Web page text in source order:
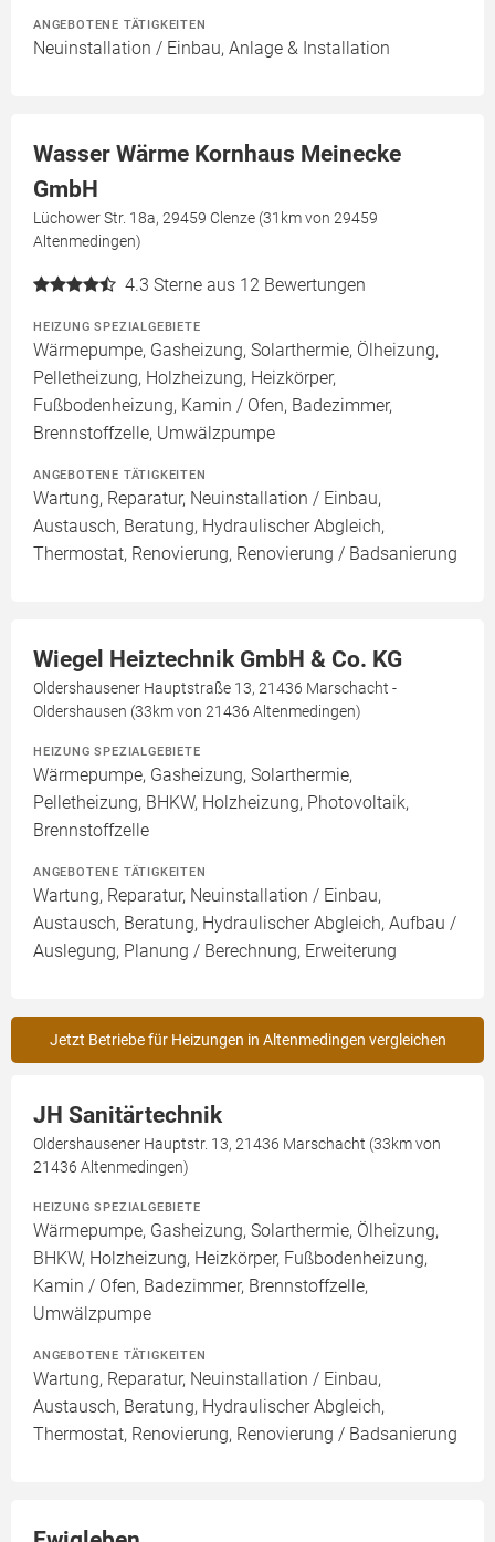
ANGEBOTENE TÄTIGKEITEN
Neuinstallation / Einbau, Anlage & Installation
Wasser Wärme Kornhaus Meinecke
GmbH
Lüchower Str. 18a, 29459 Clenze (31km von 29459
Altenmedingen)
4.3 Sterne aus 12 Bewertungen
HEIZUNG SPEZIALGEBIETE
Wärmepumpe, Gasheizung, Solarthermie, Ölheizung,
Pelletheizung, Holzheizung, Heizkörper,
Fußbodenheizung, Kamin / Ofen, Badezimmer,
Brennstoffzelle, Umwälzpumpe
ANGEBOTENE TÄTIGKEITEN
Wartung, Reparatur, Neuinstallation / Einbau,
Austausch, Beratung, Hydraulischer Abgleich,
Thermostat, Renovierung, Renovierung / Badsanierung
Wiegel Heiztechnik GmbH & Co. KG
Oldershausener Hauptstraße 13, 21436 Marschacht -
Oldershausen (33km von 21436 Altenmedingen)
HEIZUNG SPEZIALGEBIETE
Wärmepumpe, Gasheizung, Solarthermie,
Pelletheizung, BHKW, Holzheizung, Photovoltaik,
Brennstoffzelle
ANGEBOTENE TÄTIGKEITEN
Wartung, Reparatur, Neuinstallation / Einbau,
Austausch, Beratung, Hydraulischer Abgleich, Aufbau /
Auslegung, Planung / Berechnung, Erweiterung
Jetzt Betriebe für Heizungen in Altenmedingen vergleichen
JH Sanitärtechnik
Oldershausener Hauptstr. 13, 21436 Marschacht (33km von
21436 Altenmedingen)
HEIZUNG SPEZIALGEBIETE
Wärmepumpe, Gasheizung, Solarthermie, Ölheizung,
BHKW, Holzheizung, Heizkörper, Fußbodenheizung,
Kamin / Ofen, Badezimmer, Brennstoffzelle,
Umwälzpumpe
ANGEBOTENE TÄTIGKEITEN
Wartung, Reparatur, Neuinstallation / Einbau,
Austausch, Beratung, Hydraulischer Abgleich,
Thermostat, Renovierung, Renovierung / Badsanierung